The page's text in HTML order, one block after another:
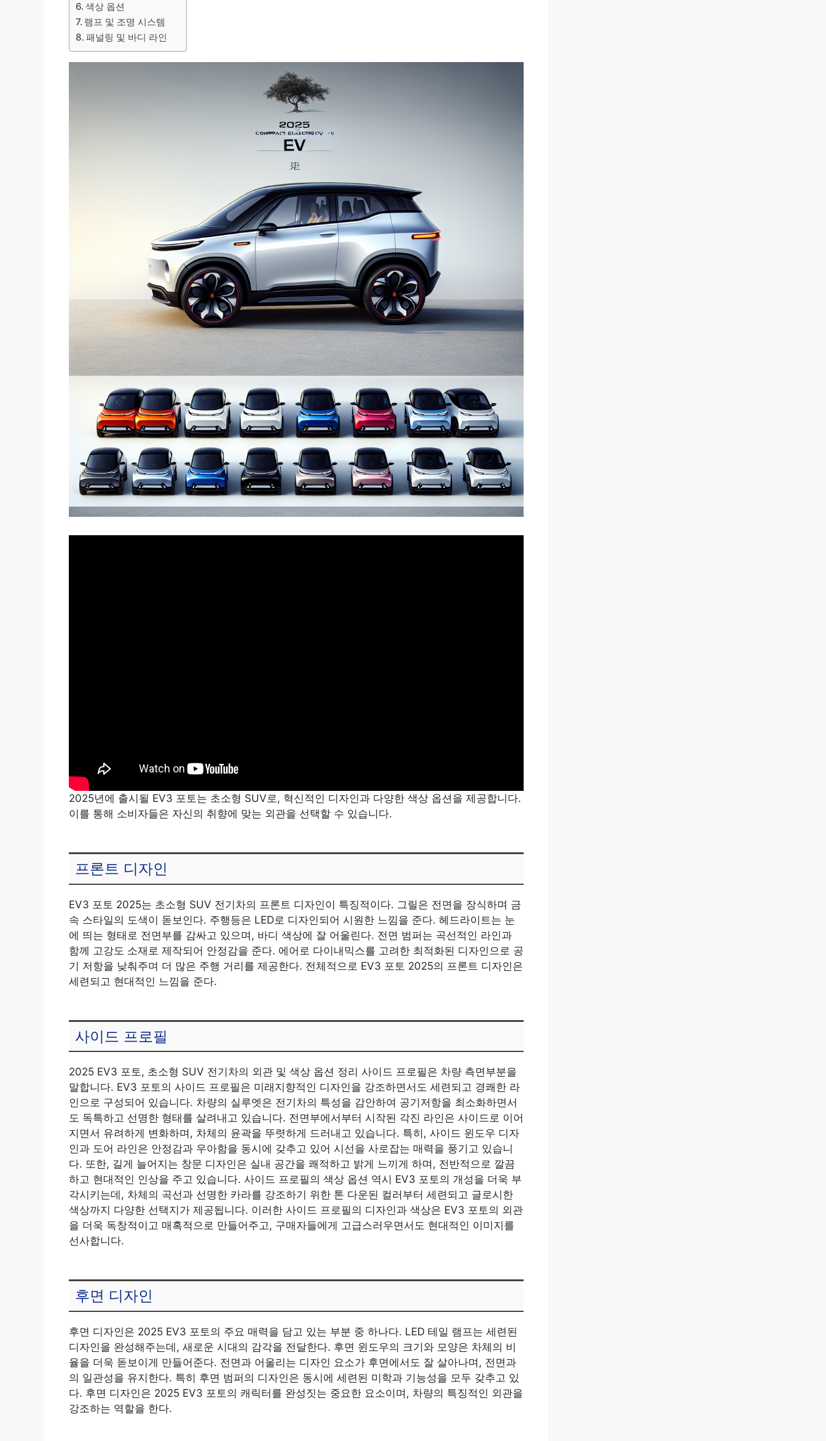
색상 옵션
램프 및 조명 시스템
패널링 및 바디 라인
2025년에 출시될 EV3 포토는 초소형 SUV로, 혁신적인 디자인과 다양한 색상 옵션을 제공합니다.
이를 통해 소비자들은 자신의 취향에 맞는 외관을 선택할 수 있습니다.
프론트 디자인
EV3 포토 2025는 초소형 SUV 전기차의 프론트 디자인이 특징적이다. 그릴은 전면을 장식하며 금
속 스타일의 도색이 돋보인다. 주행등은 LED로 디자인되어 시원한 느낌을 준다. 헤드라이트는 눈
에 띄는 형태로 전면부를 감싸고 있으며, 바디 색상에 잘 어울린다. 전면 범퍼는 곡선적인 라인과
함께 고강도 소재로 제작되어 안정감을 준다. 에어로 다이내믹스를 고려한 최적화된 디자인으로 공
기 저항을 낮춰주며 더 많은 주행 거리를 제공한다. 전체적으로 EV3 포토 2025의 프론트 디자인은
세련되고 현대적인 느낌을 준다.
사이드 프로필
2025 EV3 포토, 초소형 SUV 전기차의 외관 및 색상 옵션 정리 사이드 프로필은 차량 측면부분을
말합니다. EV3 포토의 사이드 프로필은 미래지향적인 디자인을 강조하면서도 세련되고 경쾌한 라
인으로 구성되어 있습니다. 차량의 실루엣은 전기차의 특성을 감안하여 공기저항을 최소화하면서
도 독특하고 선명한 형태를 살려내고 있습니다. 전면부에서부터 시작된 각진 라인은 사이드로 이어
지면서 유려하게 변화하며, 차체의 윤곽을 뚜렷하게 드러내고 있습니다. 특히, 사이드 윈도우 디자
인과 도어 라인은 안정감과 우아함을 동시에 갖추고 있어 시선을 사로잡는 매력을 풍기고 있습니
다. 또한, 길게 늘어지는 창문 디자인은 실내 공간을 쾌적하고 밝게 느끼게 하며, 전반적으로 깔끔
하고 현대적인 인상을 주고 있습니다. 사이드 프로필의 색상 옵션 역시 EV3 포토의 개성을 더욱 부
각시키는데, 차체의 곡선과 선명한 카라를 강조하기 위한 톤 다운된 컬러부터 세련되고 글로시한
색상까지 다양한 선택지가 제공됩니다. 이러한 사이드 프로필의 디자인과 색상은 EV3 포토의 외관
을 더욱 독창적이고 매혹적으로 만들어주고, 구매자들에게 고급스러우면서도 현대적인 이미지를
선사합니다.
후면 디자인
후면 디자인은 2025 EV3 포토의 주요 매력을 담고 있는 부분 중 하나다. LED 테일 램프는 세련된
디자인을 완성해주는데, 새로운 시대의 감각을 전달한다. 후면 윈도우의 크기와 모양은 차체의 비
율을 더욱 돋보이게 만들어준다. 전면과 어울리는 디자인 요소가 후면에서도 잘 살아나며, 전면과
의 일관성을 유지한다. 특히 후면 범퍼의 디자인은 동시에 세련된 미학과 기능성을 모두 갖추고 있
다. 후면 디자인은 2025 EV3 포토의 캐릭터를 완성짓는 중요한 요소이며, 차량의 특징적인 외관을
강조하는 역할을 한다.